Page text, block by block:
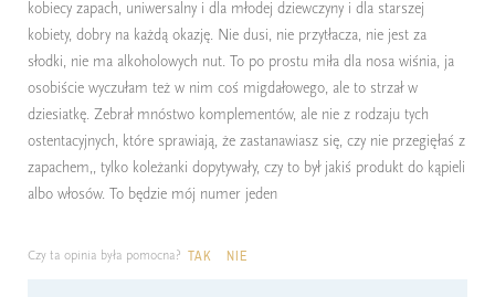
kobiecy zapach, uniwersalny i dla młodej dziewczyny i dla starszej
kobiety, dobry na każdą okazję. Nie dusi, nie przytłacza, nie jest za
słodki, nie ma alkoholowych nut. To po prostu miła dla nosa wiśnia, ja
osobiście wyczułam też w nim coś migdałowego, ale to strzał w
dziesiatkę. Zebrał mnóstwo komplementów, ale nie z rodzaju tych
ostentacyjnych, które sprawiają, że zastanawiasz się, czy nie przegięłaś z
zapachem,, tylko koleżanki dopytywały, czy to był jakiś produkt do kąpieli
albo włosów. To będzie mój numer jeden
Czy ta opinia była pomocna? TAK NIE